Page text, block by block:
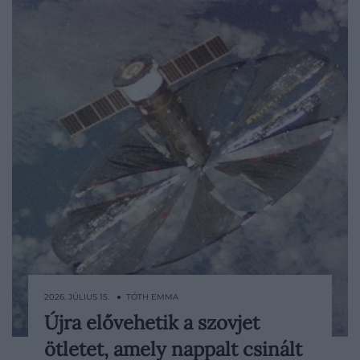
A kilencvenes évek elején orosz
mérnökök egy húsz méter átmérőjű,
2026. JÚLIUS 15. ● TÓTH EMMA
Újra elővehetik a szovjet
ötletet, amely nappalt csinált